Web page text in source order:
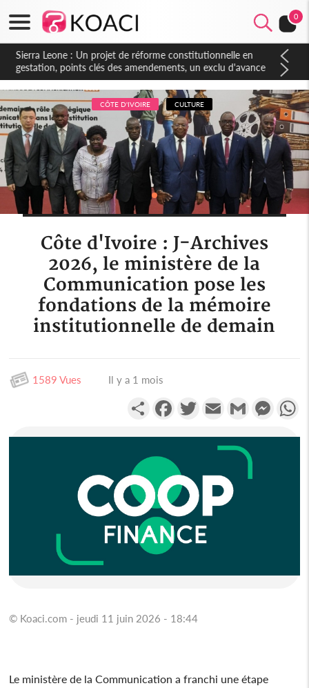
0
Sierra Leone : Un projet de réforme constitutionnelle en
gestation, points clés des amendements, un exclu d'avance
CÔTE D'IVOIRE CULTURE
Côte d'Ivoire : J-Archives
2026, le ministère de la
Communication pose les
fondations de la mémoire
institutionnelle de demain
1589 Vues Il y a 1 mois
PartagerFacebookTwitterEmail Gmail
© Koaci.com - jeudi 11 juin 2026 - 18:44
Le ministère de la Communication a franchi une étape